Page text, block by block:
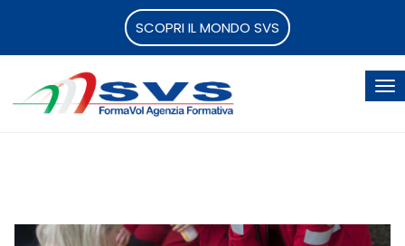
SCOPRI IL MONDO SVS